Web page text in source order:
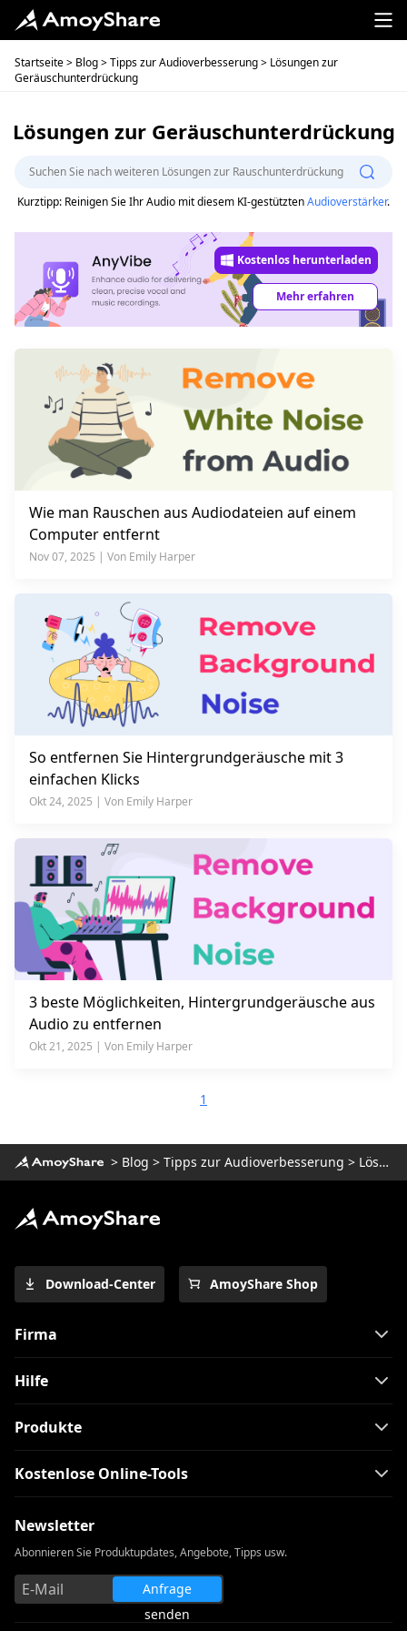
Startseite> Blog>Tipps zur Audioverbesserung> Lösungen zur
Geräuschunterdrückung
Lösungen zur Geräuschunterdrückung
Kurztipp: Reinigen Sie Ihr Audio mit diesem KI-gestütztenAudioverstärker.
Kostenlos herunterladen
Mehr erfahren
Wie man Rauschen aus Audiodateien auf einem
Computer entfernt
Nov 07, 2025 | Von Emily Harper
So entfernen Sie Hintergrundgeräusche mit 3
einfachen Klicks
Okt 24, 2025 | Von Emily Harper
3 beste Möglichkeiten, Hintergrundgeräusche aus
Audio zu entfernen
Okt 21, 2025 | Von Emily Harper
1
> Blog > Tipps zur Audioverbesserung > Lösungen zur Geräuschunterdrückung
Download-Center AmoyShare Shop
Firma
Hilfe
Produkte
Kostenlose Online-Tools
Newsletter
Abonnieren Sie Produktupdates, Angebote, Tipps usw.
Anfrage
senden